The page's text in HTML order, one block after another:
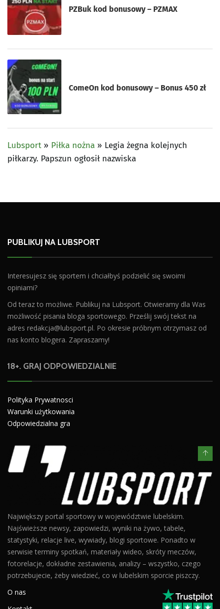
PZBuk kod bonusowy – PZMAX
ComeOn kod bonusowy – Bonus 450 zł
Lubsport » Piłka nożna » Legia żegna kolejnych
piłkarzy. Papszun ogłosił nazwiska
PUBLIKUJ NA LUBSPORT
Interesujesz się sportem i chciałbyś podzielić się swoimi
opiniami?
Od teraz to możliwe. Publikuj na Lubsport. Otwieramy dla Was
możliwość pisania bloga sportowego. Prześlij swój tekst na
adres redakcja@lubsport.pl. Po okresie próbnym otrzymasz od
nas konto blogera. Zapraszamy!
18+. GRAJ ODPOWIEDZIALNIE
Polityka Prywatnosci
Warunki użytkowania
Odpowiedzialna gra
Największy portal sportowy w województwie lubelskim.
Najświeższe newsy, zapowiedzi, wyniki na żywo, tabele,
statystyki, relacje live, wywiady, blogi sportowe. Ponadto w
serwisie terminy spotkań, materiały wideo, skróty meczów,
fotorelacje, dokładne zestawienia, analizy – wszystko, czego
potrzebujecie, żeby wiedzieć, co w lubelskim sporcie piszczy.
O nas